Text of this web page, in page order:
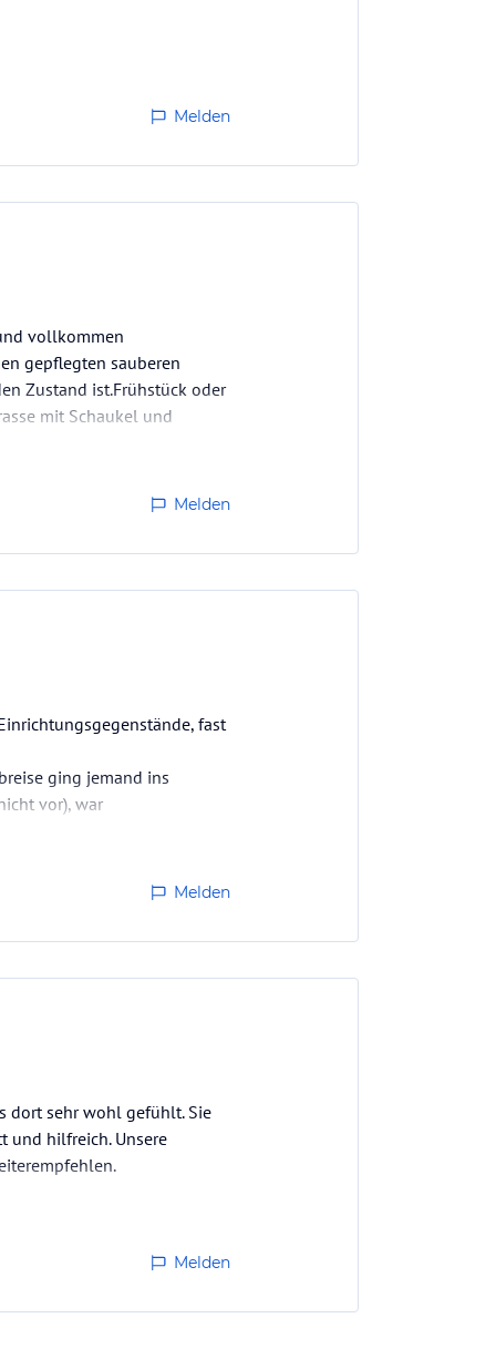
Melden
vollkommen
gepflegten sauberen
Zustand ist.Frühstück oder
mit Schaukel und
Melden
fast
ging jemand ins
vor), war
Melden
dort sehr wohl gefühlt. Sie
und hilfreich. Unsere
Melden